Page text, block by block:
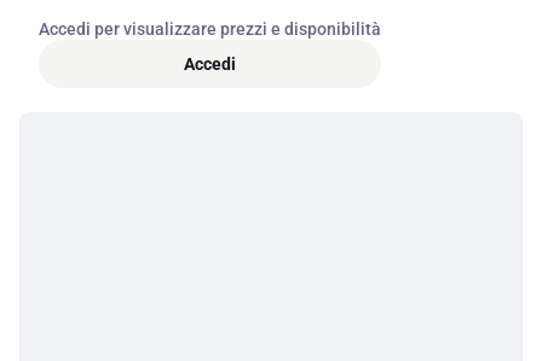
Accedi per visualizzare prezzi e disponibilità
Accedi